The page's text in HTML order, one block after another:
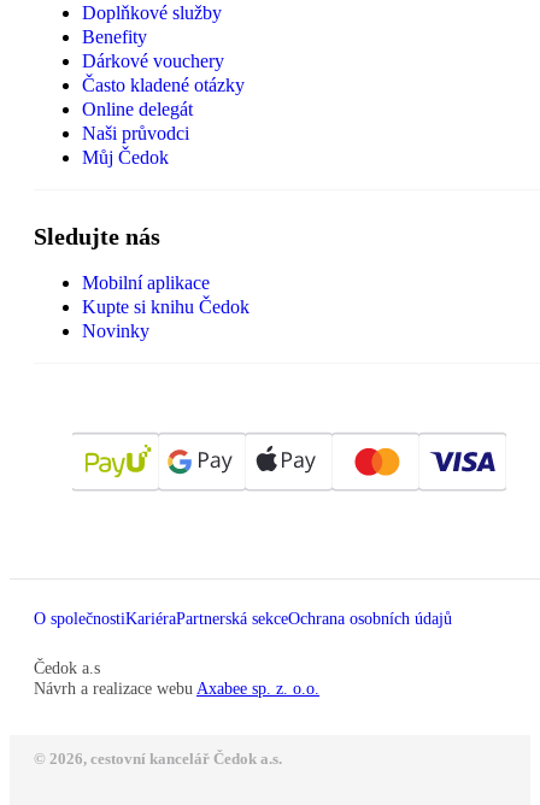
Doplňkové služby
Benefity
Dárkové vouchery
Často kladené otázky
Online delegát
Naši průvodci
Můj Čedok
Sledujte nás
Mobilní aplikace
Kupte si knihu Čedok
Novinky
O společnostiKariéraPartnerská sekceOchrana osobních údajů
Čedok a.s
Návrh a realizace webu Axabee sp. z. o.o.
© 2026, cestovní kancelář Čedok a.s.